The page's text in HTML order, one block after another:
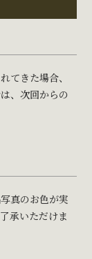
てきた場合、
、次回からの
真のお色が実
承いただけま